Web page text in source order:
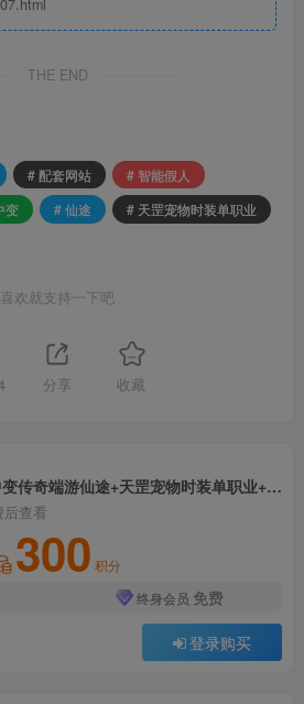
THE END
# 配套网站
# 智能假人
变 # 仙途
# 天罡宠物时装单职业
喜欢就支持一下吧
分享 收藏
【一键安装】经典特色中变传奇端游仙途+天罡宠物时装单职业+智能假人+GEE精修+配套网站
查看
300 积分
终身会员 免费
登录购买